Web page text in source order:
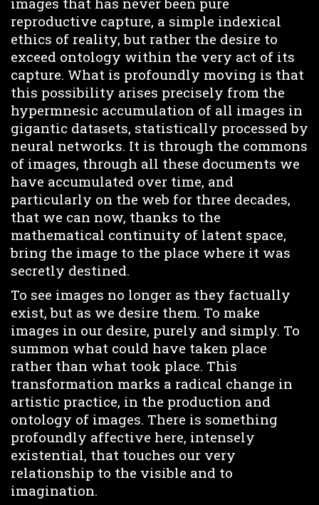
reproductive capture, a simple indexical
ethics of reality, but rather the desire to
exceed ontology within the very act of its
capture. What is profoundly moving is that
this possibility arises precisely from the
hypermnesic accumulation of all images in
gigantic datasets, statistically processed by
neural networks. It is through the commons
of images, through all these documents we
have accumulated over time, and
particularly on the web for three decades,
that we can now, thanks to the
mathematical continuity of latent space,
bring the image to the place where it was
secretly destined.
To see images no longer as they factually
exist, but as we desire them. To make
images in our desire, purely and simply. To
summon what could have taken place
rather than what took place. This
transformation marks a radical change in
artistic practice, in the production and
ontology of images. There is something
profoundly affective here, intensely
existential, that touches our very
relationship to the visible and to
imagination.